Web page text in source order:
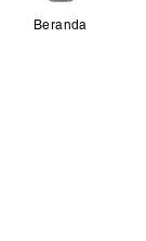
Beranda